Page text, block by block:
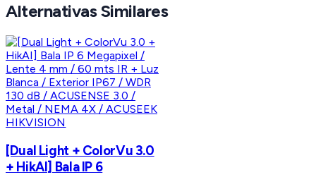
Alternativas Similares
HIKVISION
[Dual Light + ColorVu 3.0
+ HikAI] Bala IP 6